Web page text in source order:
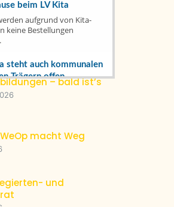
– bald ist’s
macht Weg
und
beim LV Kita
aufgrund von Kita-
keine Bestellungen
steht auch kommunalen
Trägern offen
oder bereits dabei? Hier
wie's geht und was es
& MINT am 1.